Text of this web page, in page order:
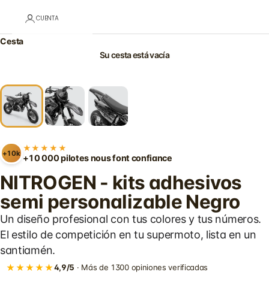
CUENTA
Cesta
Su cesta está vacía
+10k
★★★★★
+10 000 pilotes nous font confiance
NITROGEN - kits adhesivos
semi personalizable Negro
Un diseño profesional con tus colores y tus números.
El estilo de competición en tu supermoto, lista en un
santiamén.
★★★★★4,9/5 · Más de 1300 opiniones verificadas